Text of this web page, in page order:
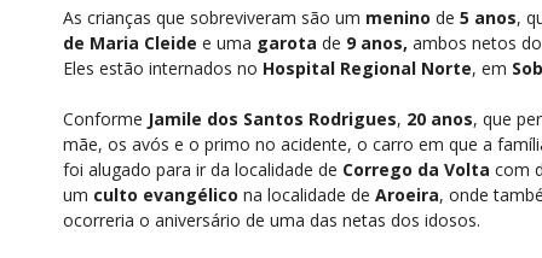
As crianças que sobreviveram são um menino de 5 anos,
de Maria Cleide e uma garota de 9 anos, ambos netos
Eles estão internados no Hospital Regional Norte, em
Conforme Jamile dos Santos Rodrigues, 20 anos, que
mãe, os avós e o primo no acidente, o carro em que a
foi alugado para ir da localidade de Corrego da Volta com
um culto evangélico na localidade de Aroeira, onde
ocorreria o aniversário de uma das netas dos idosos.